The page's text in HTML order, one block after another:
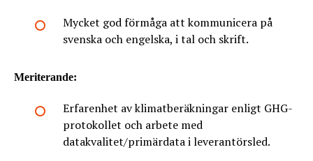
Mycket god förmåga att kommunicera på
svenska och engelska, i tal och skrift.
Meriterande:
Erfarenhet av klimatberäkningar enligt GHG-
protokollet och arbete med
datakvalitet/primärdata i leverantörsled.